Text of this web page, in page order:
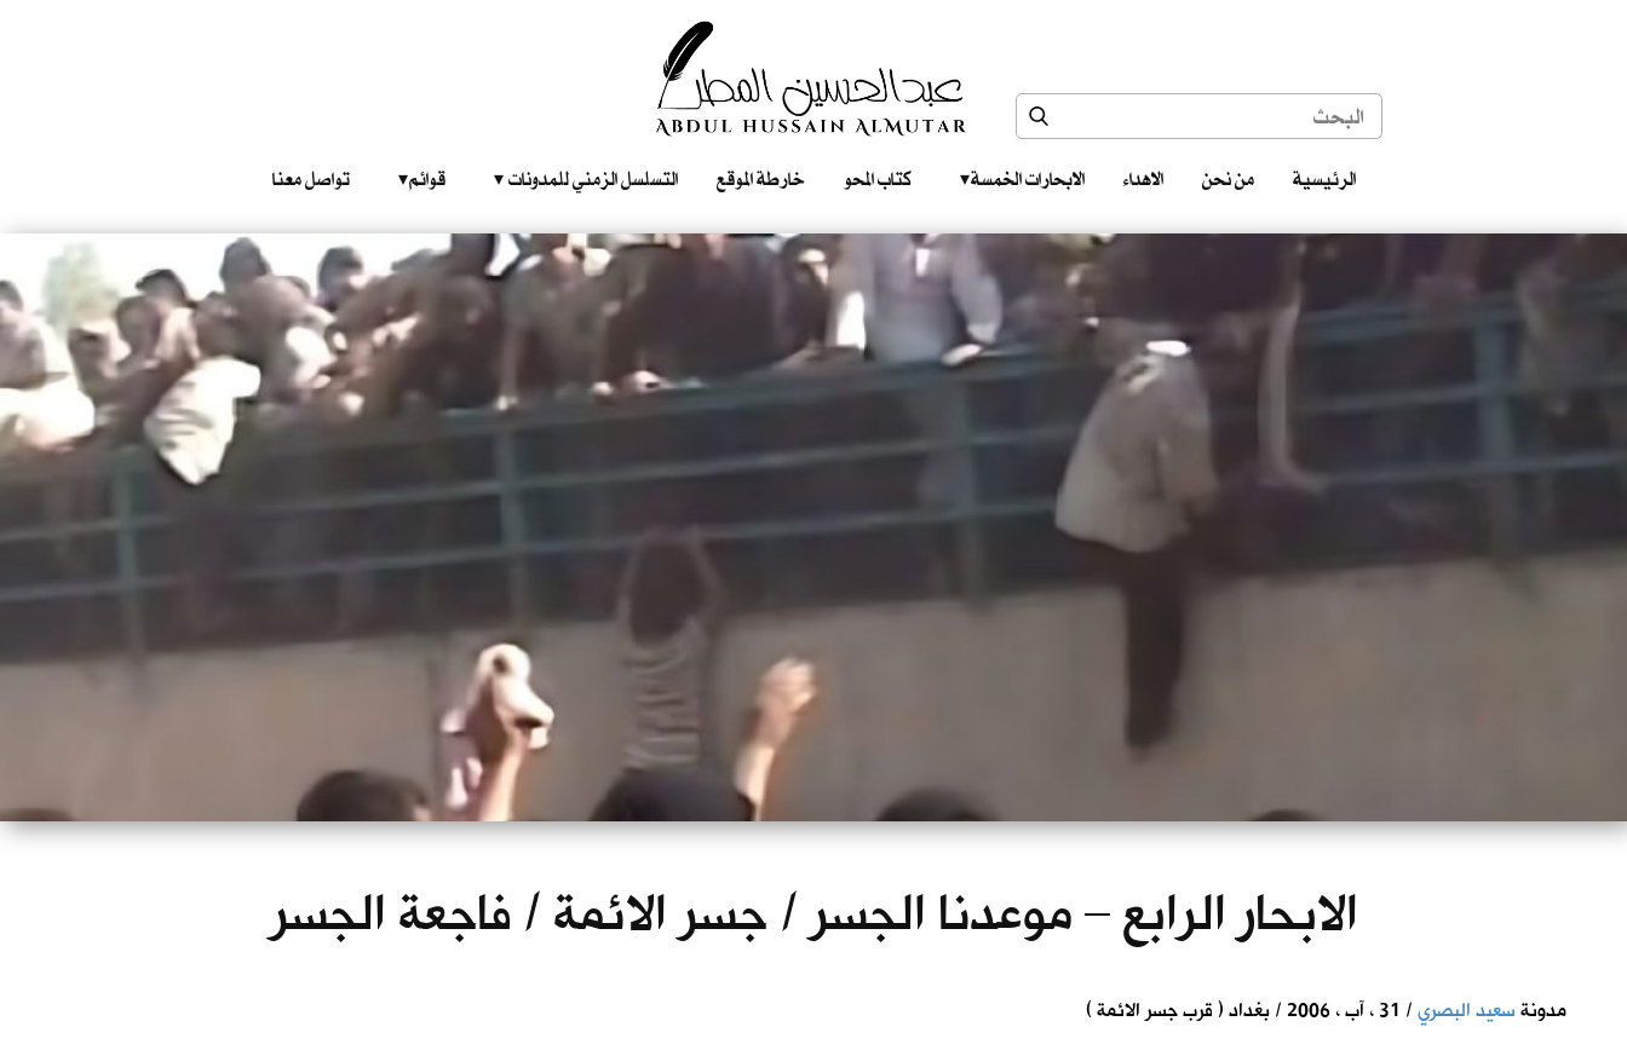
الرئيسية من نحن الاهداء الابحارات الخمسة ‎ ‎ ‎ كتاب المحو خارطة الموقع التسلسل الزمني للمدونات‎ ‎ ‎ ‎ ‎ قوائم‎ ‎ ‎ ‎ تواصل معنا
الابحار الرابع – موعدنا الجسر / جسر الائمة / فاجعة الجسر
مدونةسعيد البصري/ 31 ، آب ، 2006 / بغداد ( قرب جسر الائمة )